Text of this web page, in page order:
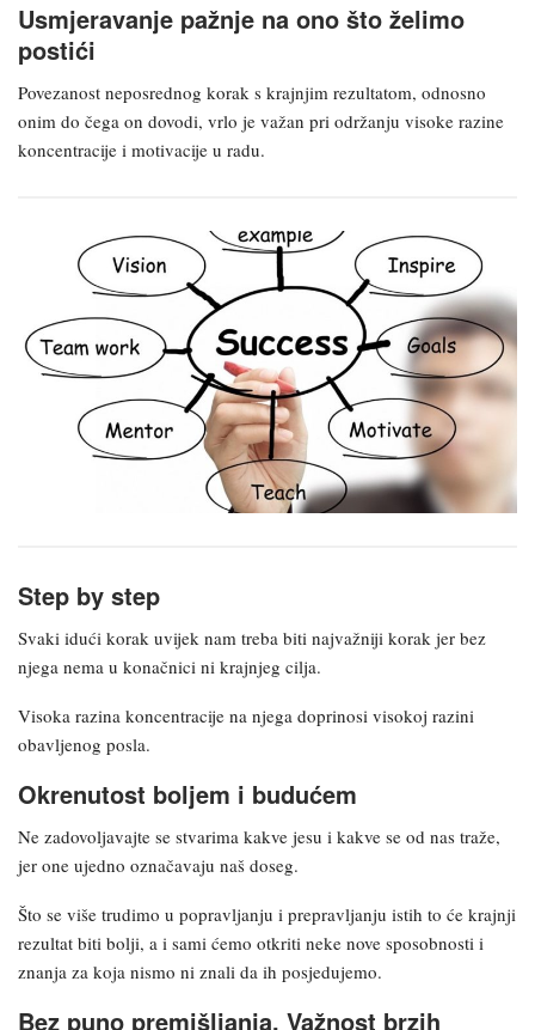
Usmjeravanje pažnje na ono što želimo
postići
Povezanost neposrednog korak s krajnjim rezultatom, odnosno
onim do čega on dovodi, vrlo je važan pri održanju visoke razine
koncentracije i motivacije u radu.
Step by step
Svaki idući korak uvijek nam treba biti najvažniji korak jer bez
njega nema u konačnici ni krajnjeg cilja.
Visoka razina koncentracije na njega doprinosi visokoj razini
obavljenog posla.
Okrenutost boljem i budućem
Ne zadovoljavajte se stvarima kakve jesu i kakve se od nas traže,
jer one ujedno označavaju naš doseg.
Što se više trudimo u popravljanju i prepravljanju istih to će krajnji
rezultat biti bolji, a i sami ćemo otkriti neke nove sposobnosti i
znanja za koja nismo ni znali da ih posjedujemo.
Bez puno premišljanja. Važnost brzih